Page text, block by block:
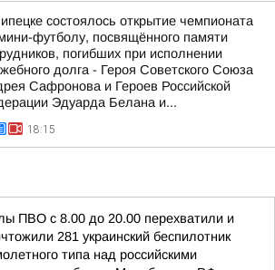
состоялось открытие чемпионата
футболу, посвящённого памяти
погибших при исполнении
долга - Героя Советского Союза
Сафронова и Героев Российской
Эдуарда Белана и...
18:15
ПВО с 8.00 до 20.00 перехватили и
281 украинский беспилотник
типа над российскими